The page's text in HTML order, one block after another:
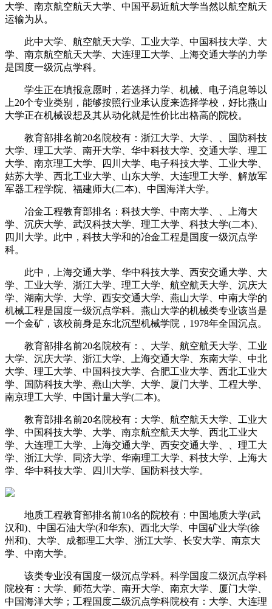
大学、南京航空航天大学、中国平易近航大学当然以航空航天
运输为从。
此中大学、航空航天大学、工业大学、中国科技大学、大
学、南京航空航天大学、大连理工大学、上海交通大学的力学
是国度一级沉点学科。
学生正在填报意愿时，若选择力学、机械、电子消息等以
上20个专业类别，能够按照行业承认度来选择学校，好比燕山
大学正在机械设想及其从动化就是性价比出格高的院校。
教育部排名前20名院校有：浙江大学、大学、、国防科技
大学、理工大学、南开大学、华中科技大学、交通大学、理工
大学、南京理工大学、四川大学、电子科技大学、工业大学、
姑苏大学、西北工业大学、山东大学、大连理工大学、解放军
军器工程学院、福建师大(二本)、中国海洋大学。
冶金工程教育部排名：科技大学、中南大学、、上海大
学、沉庆大学、武汉科技大学、理工大学、科技大学(二本)、
四川大学。此中，科技大学和的冶金工程是国度一级沉点学
科。
此中，上海交通大学、华中科技大学、西安交通大学、大
学、工业大学、浙江大学、理工大学、航空航天大学、沉庆大
学、湖南大学、大学、西安交通大学、燕山大学、中南大学的
机械工程是国度一级沉点学科。燕山大学的机械类专业该当是
一个金矿，该校前身是东北沉型机械学院，1978年全国沉点。
教育部排名前20名院校有：、大学、航空航天大学、工业
大学、沉庆大学、浙江大学、上海交通大学、东南大学、中北
大学、理工大学、中国科技大学、合肥工业大学、西北工业大
学、国防科技大学、燕山大学、大学、厦门大学、工程大学、
南京理工大学、中国计量大学(二本)。
教育部排名前20名院校有：大学、航空航天大学、工业大
学、中国科技大学、大学、南京航空航天大学、西北工业大
学、大连理工大学、上海交通大学、西安交通大学、、理工大
学、浙江大学、同济大学、华南理工大学、科技大学、上海大
学、华中科技大学、四川大学、国防科技大学。
地质工程教育部排名前10名的院校有：中国地质大学(武
汉和)、中国石油大学(和华东)、西北大学、中国矿业大学(徐
州和)、大学、成都理工大学、浙江大学、长安大学、南京大
学、中南大学。
该类专业没有国度一级沉点学科。科学国度二级沉点学科
院校有：大学、师范大学、南开大学、南京大学、厦门大学、
中国海洋大学；工程国度二级沉点学科院校有：大学、大连理